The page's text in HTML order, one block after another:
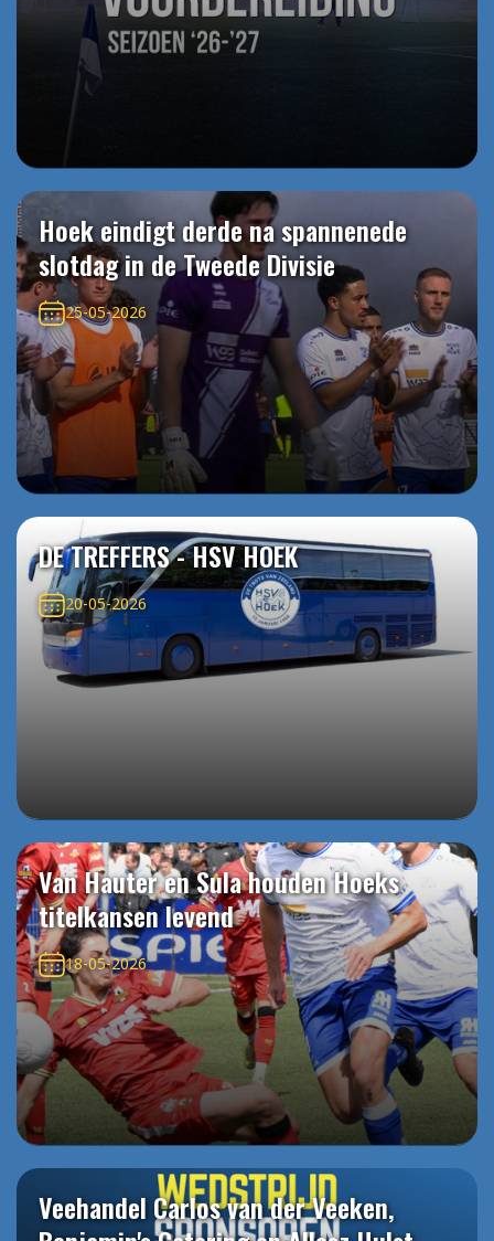
Hoek eindigt derde na spannenede
slotdag in de Tweede Divisie
25-05-2026
DE TREFFERS - HSV HOEK
20-05-2026
Van Hauter en Sula houden Hoeks
titelkansen levend
18-05-2026
Veehandel Carlos van der Veeken,